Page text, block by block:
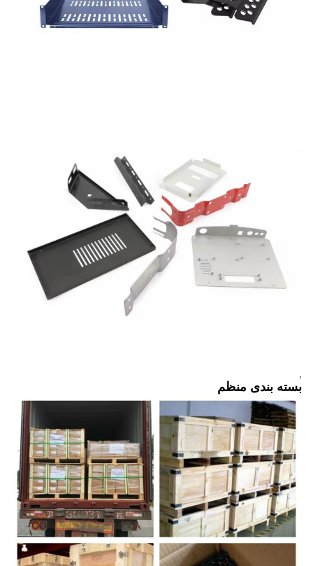
بسته بندی منظم